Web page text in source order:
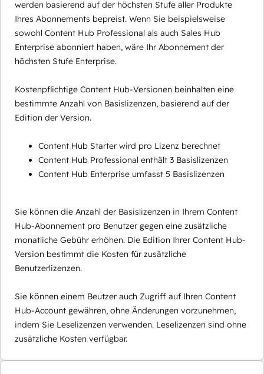
werden basierend auf der höchsten Stufe aller Produkte
Ihres Abonnements bepreist. Wenn Sie beispielsweise
sowohl Content Hub Professional als auch Sales Hub
Enterprise abonniert haben, wäre Ihr Abonnement der
höchsten Stufe Enterprise.
Kostenpflichtige Content Hub-Versionen beinhalten eine
bestimmte Anzahl von Basislizenzen, basierend auf der
Edition der Version.
Content Hub Starter wird pro Lizenz berechnet
Content Hub Professional enthält 3 Basislizenzen
Content Hub Enterprise umfasst 5 Basislizenzen
Sie können die Anzahl der Basislizenzen in Ihrem Content
Hub-Abonnement pro Benutzer gegen eine zusätzliche
monatliche Gebühr erhöhen. Die Edition Ihrer Content Hub-
Version bestimmt die Kosten für zusätzliche
Benutzerlizenzen.
Sie können einem Beutzer auch Zugriff auf Ihren Content
Hub-Account gewähren, ohne Änderungen vorzunehmen,
indem Sie Leselizenzen verwenden. Leselizenzen sind ohne
zusätzliche Kosten verfügbar.